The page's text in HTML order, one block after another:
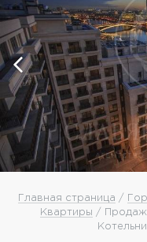
Главная страница /
Квартиры /